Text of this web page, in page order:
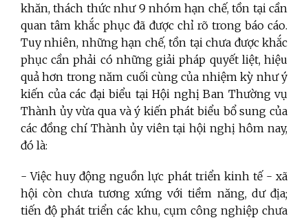
khăn, thách thức như 9 nhóm hạn chế, tồn tại cần
quan tâm khắc phục đã được chỉ rõ trong báo cáo.
Tuy nhiên, những hạn chế, tồn tại chưa được khắc
phục cần phải có những giải pháp quyết liệt, hiệu
quả hơn trong năm cuối cùng của nhiệm kỳ như ý
kiến của các đại biểu tại Hội nghị Ban Thường vụ
Thành ủy vừa qua và ý kiến phát biểu bổ sung của
các đồng chí Thành ủy viên tại hội nghị hôm nay,
đó là:
- Việc huy động nguồn lực phát triển kinh tế - xã
hội còn chưa tương xứng với tiềm năng, dư địa;
tiến độ phát triển các khu, cụm công nghiệp chưa